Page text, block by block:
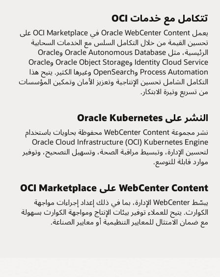
تتكامل مع خدمات OCI
يعمل Oracle WebCenter Content في OCI Marketplace على
تحسين القيمة من خلال التكامل السلس مع الخدمات السحابية
الرئيسية، مثل Oracle Autonomous Database وOracle
Identity Cloud Service وOracle Object Storage وOracle
Process Automation وOpenSearch وغيرها الكثير. يتيح هذا
التكامل الشامل تحسين الإنتاجية وتعزيز الأمان وتمكين المؤسسات
من تسريع وتيرة الابتكار.
النشر على Oracle Kubernetes
نشر مجموعة WebCenter Content محفوظة بحاويات باستخدام
Oracle Cloud Infrastructure (OCI) Kubernetes Engine
لتحسين الإدارة، وتبسيط مراقبة الصحة، وتسهيل التصحيح، وتوفير
موارد قابلة للتوسع.
WebCenter Content على OCI Marketplace
يبسّط WebCenter الإدارة، بما في ذلك إعداد إجراءات مواجهة
الكوارث. يتيح للعملاء توفير بيئات الإنتاج ومواجهة الكوارث بسهولة
مع ضمان الامتثال للمعايير التنظيمية أو معايير الصناعة.